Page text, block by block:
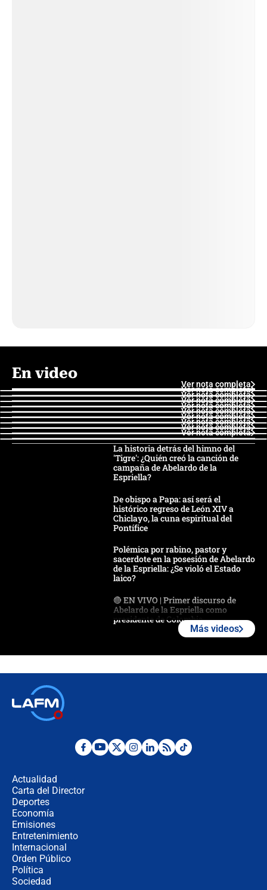
En video
Ver nota completa
Ver nota completa
Ver nota completa
Ver nota completa
Ver nota completa
Ver nota completa
Ver nota completa
Ver nota completa
Ver nota completa
Ver nota completa
La historia detrás del himno del
'Tigre': ¿Quién creó la canción de
campaña de Abelardo de la
Espriella?
De obispo a Papa: así será el
histórico regreso de León XIV a
Chiclayo, la cuna espiritual del
Pontífice
Polémica por rabino, pastor y
sacerdote en la posesión de Abelardo
de la Espriella: ¿Se violó el Estado
laico?
🔴 EN VIVO | Primer discurso de
Abelardo de la Espriella como
presidente de Colombia
Desde dermatitis hasta infecciones:
Más videos
Actualidad
Carta del Director
Deportes
Economía
Emisiones
Entretenimiento
Internacional
Orden Público
Política
Sociedad